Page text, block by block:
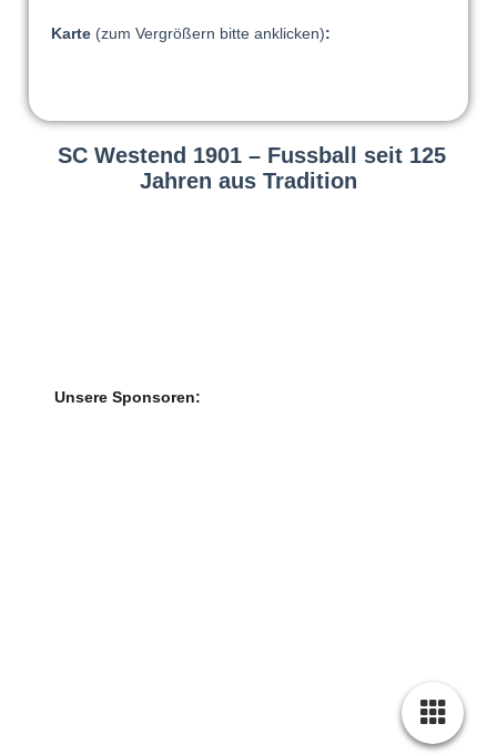
Karte (zum Vergrößern bitte anklicken):
SC Westend 1901 – Fussball seit 125
Jahren aus Tradition
Unsere Sponsoren: